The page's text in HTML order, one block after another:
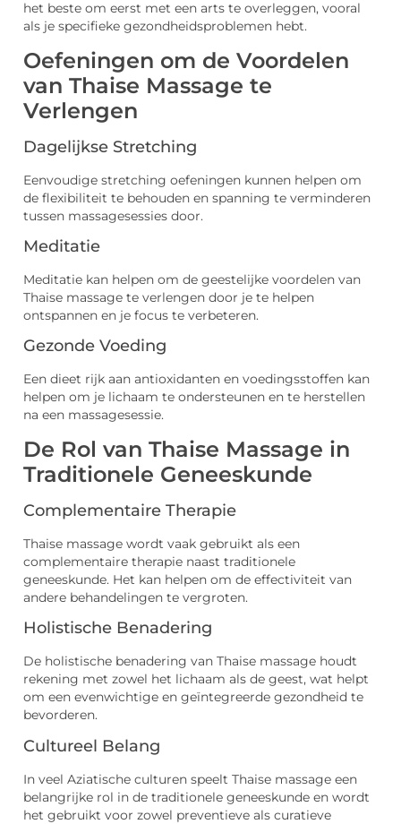
het beste om eerst met een arts te overleggen, vooral
als je specifieke gezondheidsproblemen hebt.
Oefeningen om de Voordelen
van Thaise Massage te
Verlengen
Dagelijkse Stretching
Eenvoudige stretching oefeningen kunnen helpen om
de flexibiliteit te behouden en spanning te verminderen
tussen massagesessies door.
Meditatie
Meditatie kan helpen om de geestelijke voordelen van
Thaise massage te verlengen door je te helpen
ontspannen en je focus te verbeteren.
Gezonde Voeding
Een dieet rijk aan antioxidanten en voedingsstoffen kan
helpen om je lichaam te ondersteunen en te herstellen
na een massagesessie.
De Rol van Thaise Massage in
Traditionele Geneeskunde
Complementaire Therapie
Thaise massage wordt vaak gebruikt als een
complementaire therapie naast traditionele
geneeskunde. Het kan helpen om de effectiviteit van
andere behandelingen te vergroten.
Holistische Benadering
De holistische benadering van Thaise massage houdt
rekening met zowel het lichaam als de geest, wat helpt
om een evenwichtige en geïntegreerde gezondheid te
bevorderen.
Cultureel Belang
In veel Aziatische culturen speelt Thaise massage een
belangrijke rol in de traditionele geneeskunde en wordt
het gebruikt voor zowel preventieve als curatieve